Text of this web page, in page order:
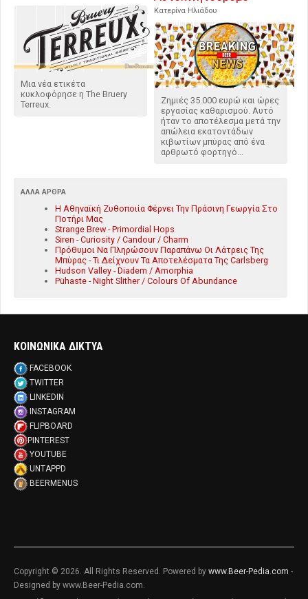
Μια νέα ετικέτα
κυκλοφόρησε η The Bruery
Terreux.
Κατερίνα Ηλιάδου
Ζημιές 35.000 ευρώ και ώρες
εργασίας καθαρισμού. Αυτό
ήταν το αποτέλεσμα μετά την
απώλεια εκατοντάδων
κιβωτίων μπύρας από ένα
αρθρωτό φορτηγό...
ΆΛΛΑ ΆΡΘΡΑ
Η Αθηναϊκή Ζυθοποιία Φέρνει Την Πράσινη Γεωργία Στο
Ποτήρι Μας
Strange Brew - Primordial Hops
Siren - Curiosity / Candour / Charm
Πρόθυμοι Να Πληρώσουν Παραπάνω Οι Λάτρεις Της
Μπύρας - Τι Δείχνουν Τα Αποτελέσματα Της Carlsberg
Hudson Valley - Diadem / Amorphia
Pühaste - Night Slither / Colours Of Abundance
ΚΟΙΝΩΝΙΚΑ ΔΙΚΤΥΑ
FACEBOOK
TWITTER
LINKEDIN
INSTAGRAM
FLIPBOARD
PINTEREST
YOUTUBE
UNTAPPD
BEERMENUS
Copyright © 2026. All Rights Reserved. Powered by www.Beer-Pedia.com -
Designed by www.Beer-Pedia.com.